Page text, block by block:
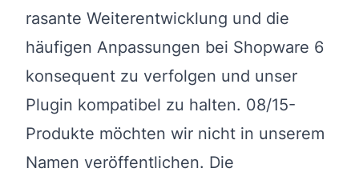
rasante Weiterentwicklung und die
häufigen Anpassungen bei Shopware 6
konsequent zu verfolgen und unser
Plugin kompatibel zu halten. 08/15-
Produkte möchten wir nicht in unserem
Namen veröffentlichen. Die